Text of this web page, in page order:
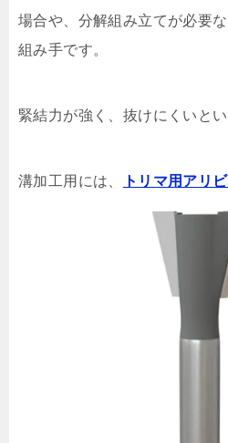
場合や、分解組み立てが必要
組み手です。
緊結力が強く、抜けにくいと
溝加工用には、 トリマ用アリ